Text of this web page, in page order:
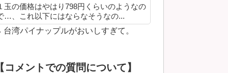
玉の価格はやはり798円くらいのようなの
…、これ以下にはならなそうなの...
台湾パイナップルがおいしすぎて。
コメントでの質問について】